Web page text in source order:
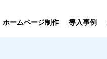
ホームページ制作 導入事例